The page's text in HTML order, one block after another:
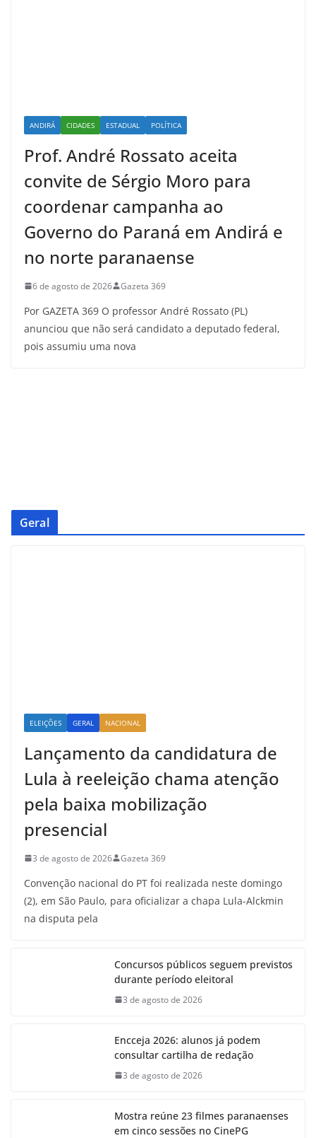
ANDIRÁ CIDADES ESTADUAL POLÍTICA
Prof. André Rossato aceita
convite de Sérgio Moro para
coordenar campanha ao
Governo do Paraná em Andirá e
no norte paranaense
6 de agosto de 2026 Gazeta 369
Por GAZETA 369 O professor André Rossato (PL)
anunciou que não será candidato a deputado federal,
pois assumiu uma nova
Geral
ELEIÇÕES GERAL NACIONAL
Lançamento da candidatura de
Lula à reeleição chama atenção
pela baixa mobilização
presencial
3 de agosto de 2026 Gazeta 369
Convenção nacional do PT foi realizada neste domingo
(2), em São Paulo, para oficializar a chapa Lula-Alckmin
na disputa pela
Concursos públicos seguem previstos
durante período eleitoral
3 de agosto de 2026
Encceja 2026: alunos já podem
consultar cartilha de redação
3 de agosto de 2026
Mostra reúne 23 filmes paranaenses
em cinco sessões no CinePG